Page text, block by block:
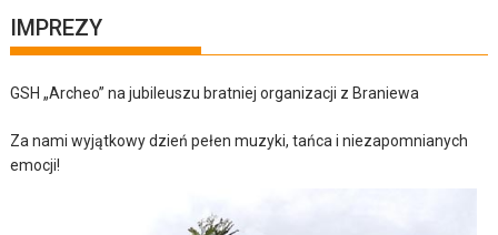
IMPREZY
GSH „Archeo” na jubileuszu bratniej organizacji z Braniewa
Za nami wyjątkowy dzień pełen muzyki, tańca i niezapomnianych
emocji!